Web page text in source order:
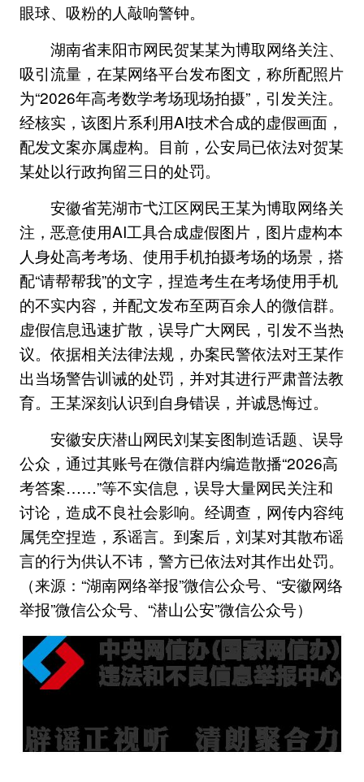
眼球、吸粉的人敲响警钟。
湖南省耒阳市网民贺某某为博取网络关注、
吸引流量，在某网络平台发布图文，称所配照片
为“2026年高考数学考场现场拍摄”，引发关注。
经核实，该图片系利用AI技术合成的虚假画面，
配发文案亦属虚构。目前，公安局已依法对贺某
某处以行政拘留三日的处罚。
安徽省芜湖市弋江区网民王某为博取网络关
注，恶意使用AI工具合成虚假图片，图片虚构本
人身处高考考场、使用手机拍摄考场的场景，搭
配“请帮帮我”的文字，捏造考生在考场使用手机
的不实内容，并配文发布至两百余人的微信群。
虚假信息迅速扩散，误导广大网民，引发不当热
议。依据相关法律法规，办案民警依法对王某作
出当场警告训诫的处罚，并对其进行严肃普法教
育。王某深刻认识到自身错误，并诚恳悔过。
安徽安庆潜山网民刘某妄图制造话题、误导
公众，通过其账号在微信群内编造散播“2026高
考答案……”等不实信息，误导大量网民关注和
讨论，造成不良社会影响。经调查，网传内容纯
属凭空捏造，系谣言。到案后，刘某对其散布谣
言的行为供认不讳，警方已依法对其作出处罚。
（来源：“湖南网络举报”微信公众号、“安徽网络
举报”微信公众号、“潜山公安”微信公众号）